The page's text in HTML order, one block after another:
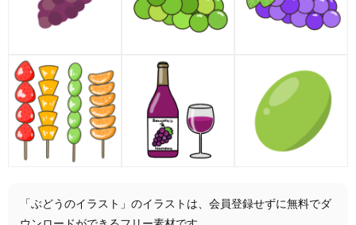
「ぶどうのイラスト」のイラストは、会員登録せずに無料でダ